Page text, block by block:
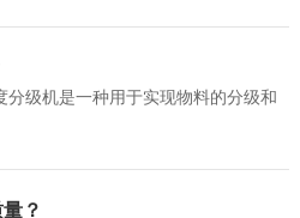
级机是一种用于实现物料的分级和
？